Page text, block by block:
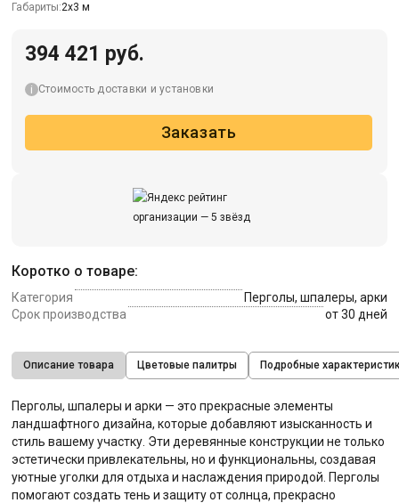
Габариты:2х3 м
Коротко о товаре:
Категория
Перголы, шпалеры, арки
Срок производства
от 30 дней
394 421 руб.
Стоимость доставки и установки
Заказать
Описание товара Цветовые палитры Подробные
Перголы, шпалеры и арки — это прекрасные элементы
ландшафтного дизайна, которые добавляют изысканность и
стиль вашему участку. Эти деревянные конструкции не только
эстетически привлекательны, но и функциональны, создавая
уютные уголки для отдыха и наслаждения природой. Перголы
помогают создать тень и защиту от солнца, прекрасно